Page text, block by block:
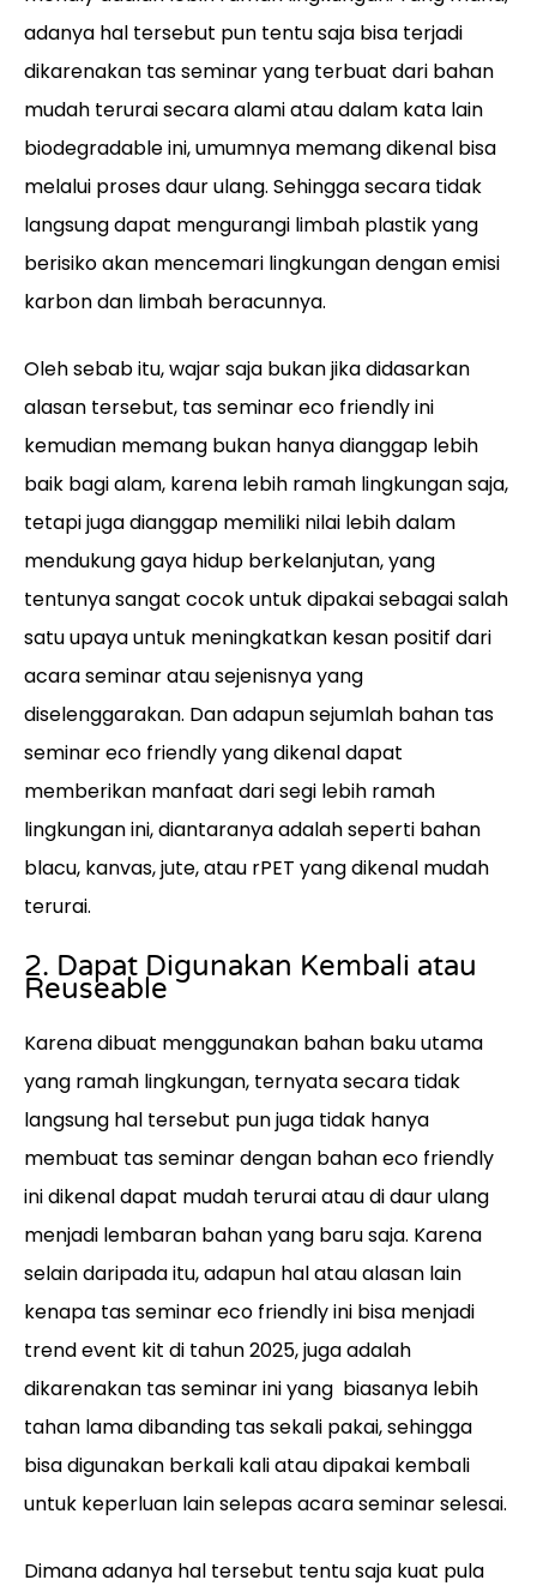
adanya hal tersebut pun tentu saja bisa terjadi
dikarenakan tas seminar yang terbuat dari bahan
mudah terurai secara alami atau dalam kata lain
biodegradable ini, umumnya memang dikenal bisa
melalui proses daur ulang. Sehingga secara tidak
langsung dapat mengurangi limbah plastik yang
berisiko akan mencemari lingkungan dengan emisi
karbon dan limbah beracunnya.
Oleh sebab itu, wajar saja bukan jika didasarkan
alasan tersebut, tas seminar eco friendly ini
kemudian memang bukan hanya dianggap lebih
baik bagi alam, karena lebih ramah lingkungan saja,
tetapi juga dianggap memiliki nilai lebih dalam
mendukung gaya hidup berkelanjutan, yang
tentunya sangat cocok untuk dipakai sebagai salah
satu upaya untuk meningkatkan kesan positif dari
acara seminar atau sejenisnya yang
diselenggarakan. Dan adapun sejumlah bahan tas
seminar eco friendly yang dikenal dapat
memberikan manfaat dari segi lebih ramah
lingkungan ini, diantaranya adalah seperti bahan
blacu, kanvas, jute, atau rPET yang dikenal mudah
terurai.
2. Dapat Digunakan Kembali atau
Reuseable
Karena dibuat menggunakan bahan baku utama
yang ramah lingkungan, ternyata secara tidak
langsung hal tersebut pun juga tidak hanya
membuat tas seminar dengan bahan eco friendly
ini dikenal dapat mudah terurai atau di daur ulang
menjadi lembaran bahan yang baru saja. Karena
selain daripada itu, adapun hal atau alasan lain
kenapa tas seminar eco friendly ini bisa menjadi
trend event kit di tahun 2025, juga adalah
dikarenakan tas seminar ini yang biasanya lebih
tahan lama dibanding tas sekali pakai, sehingga
bisa digunakan berkali kali atau dipakai kembali
untuk keperluan lain selepas acara seminar selesai.
Dimana adanya hal tersebut tentu saja kuat pula